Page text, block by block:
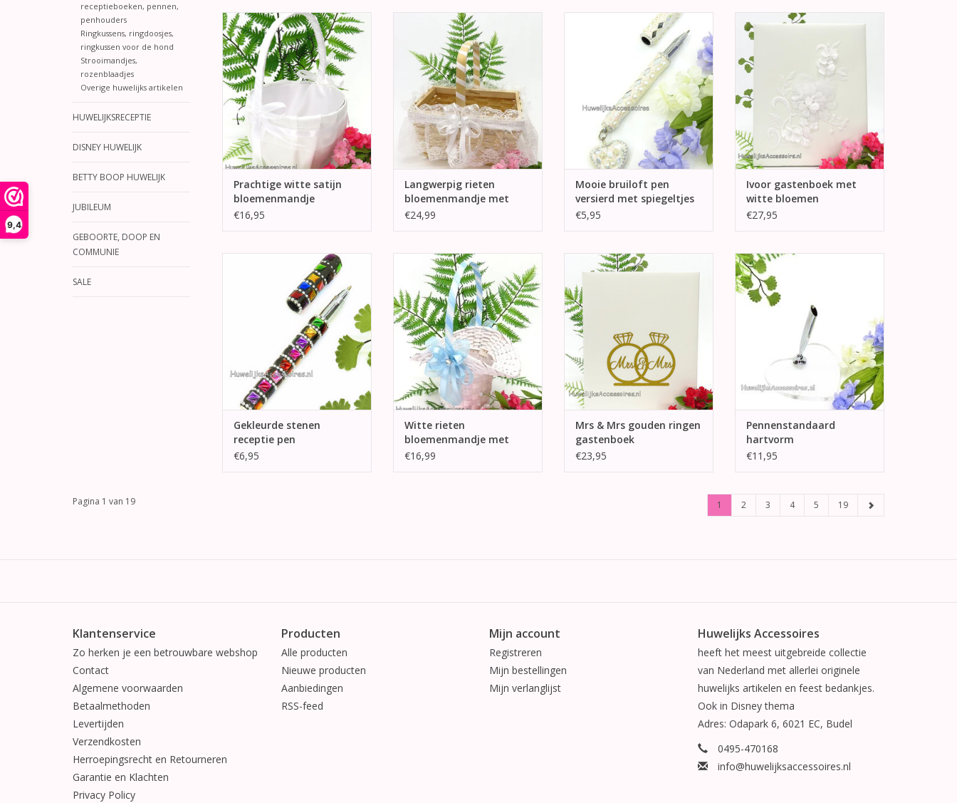
9,4
receptieboeken, pennen,
penhouders
Ringkussens, ringdoosjes,
ringkussen voor de hond
Strooimandjes,
rozenblaadjes
Overige huwelijks artikelen
HUWELIJKSRECEPTIE
DISNEY HUWELIJK
BETTY BOOP HUWELIJK
JUBILEUM
GEBOORTE, DOOP EN
COMMUNIE
SALE
Deze strooimandje is bekleed
met witte satijn en versierd met
witte organza en witte lint, aan de
uiteinden van de hengsel 2
satijnen strikken.
TOEVOEGEN AAN WINKELWAGEN
Prachtige witte satijn
bloemenmandje
€16,95
Prachtige langwerpig rieten
strooimandje. Rondom de
mandje witte kant, de hengsel is
versierd met witte satijnen lint,
aan beide kanten van de mandje
en mooie witte satijnen strik met
een parel.
TOEVOEGEN AAN WINKELWAGEN
Langwerpig rieten
bloemenmandje met
witte kant
€24,99
Zeer mooie bruiloft pen versierd
met spiegeltjes en glitter.
TOEVOEGEN AAN WINKELWAGEN
Mooie bruiloft pen
versierd met spiegeltjes
€5,95
Prachtige gastenboek met op de
bloemen, afgewerkt met parels
en een zilver rand op de center
bloem.
TOEVOEGEN AAN WINKELWAGEN
Ivoor gastenboek met
witte bloemen
€27,95
Een zeer mooie receptie pen om
uw handtekening in het
gemeentehuis te zetten.
TOEVOEGEN AAN WINKELWAGEN
Gekleurde stenen
receptie pen
€6,95
Hele mooie 'white wash' rieten
strooimandje. Het hengsel van
het bloemenmandje is gewikkeld
met licht blauw organza en licht
blauw satijnen lint.
TOEVOEGEN AAN WINKELWAGEN
Witte rieten
bloemenmandje met
licht blauw versiering
€16,99
Hele mooie gastenboek met op
de voorkant Mrs & Mrs in gouden
TOEVOEGEN AAN WINKELWAGEN
Mrs & Mrs gouden ringen
gastenboek
€23,95
Luxe transparant
pennenstandaard in hartvorm
TOEVOEGEN AAN WINKELWAGEN
Pennenstandaard
hartvorm
€11,95
Pagina 1 van 19 1 2 3 4 5 19
Klantenservice
Zo herken je een betrouwbare webshop
Contact
Algemene voorwaarden
Betaalmethoden
Levertijden
Verzendkosten
Herroepingsrecht en Retourneren
Garantie en Klachten
Privacy Policy
Producten
Alle producten
Nieuwe producten
Aanbiedingen
RSS-feed
Mijn account
Registreren
Mijn bestellingen
Mijn verlanglijst
Huwelijks Accessoires
heeft het meest uitgebreide collectie
van Nederland met allerlei originele
huwelijks artikelen en feest bedankjes.
Ook in Disney thema
Adres: Odapark 6, 6021 EC, Budel
0495-470168
info@huwelijksaccessoires.nl